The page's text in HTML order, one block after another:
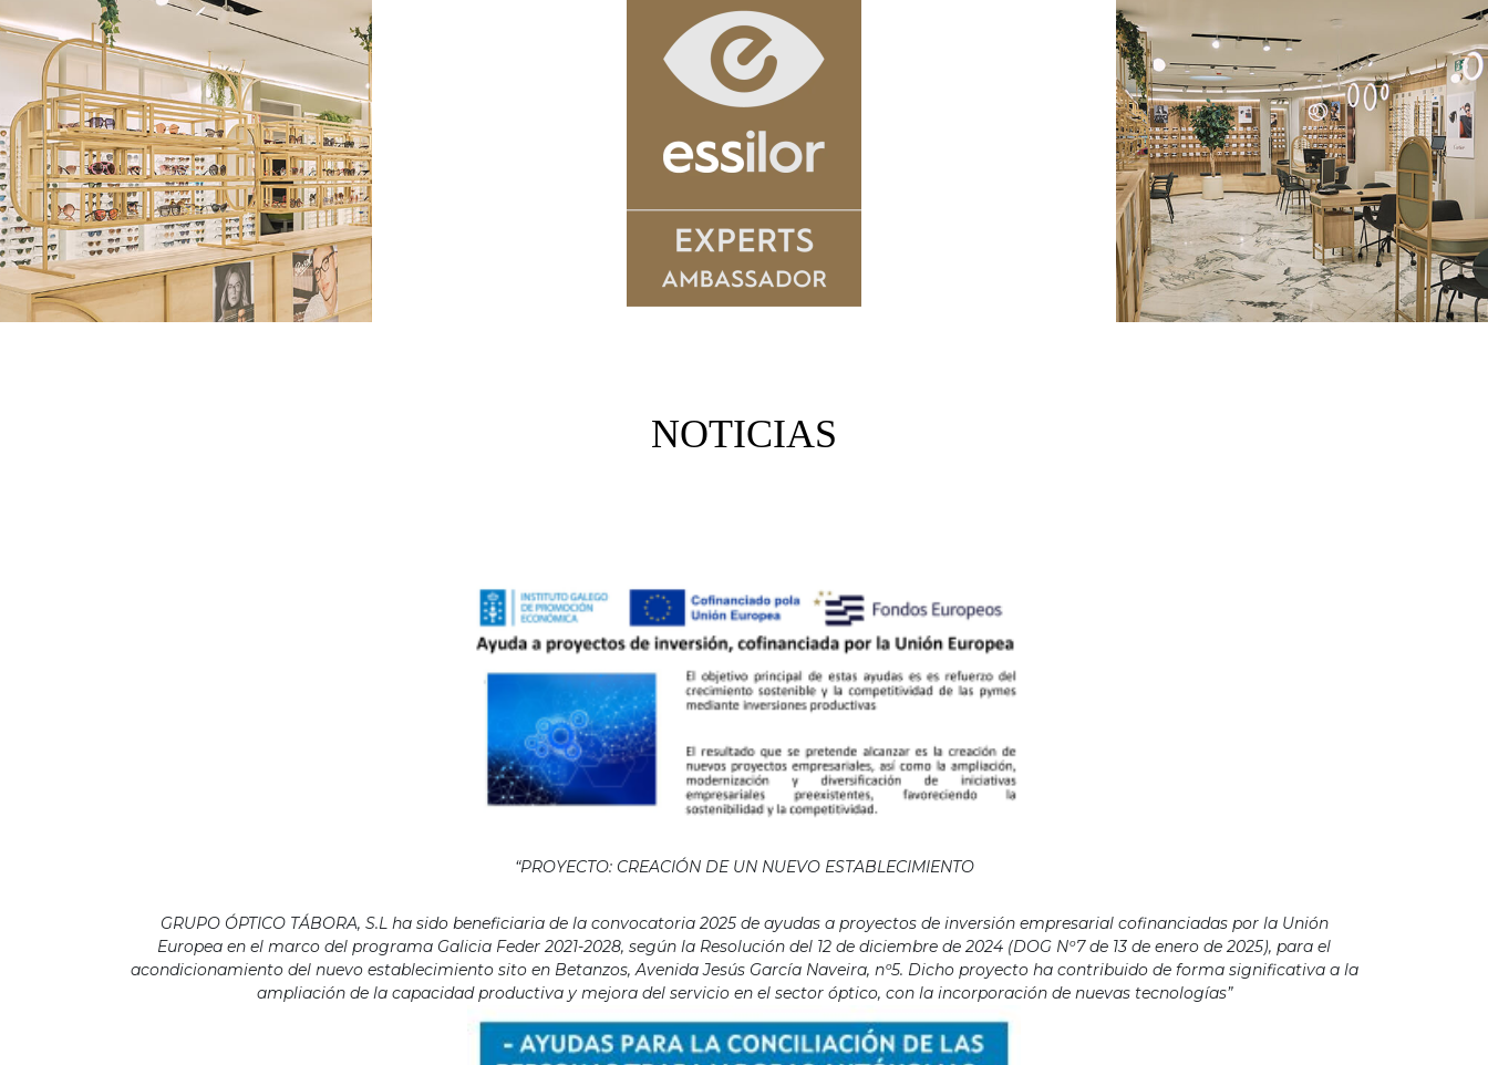
NOTICIAS
“PROYECTO: CREACIÓN DE UN NUEVO ESTABLECIMIENTO
GRUPO ÓPTICO TÁBORA, S.L ha sido beneficiaria de la convocatoria 2025 de ayudas a proyectos de inversión empresarial cofinanciadas por la Unión
Europea en el marco del programa Galicia Feder 2021-2028, según la Resolución del 12 de diciembre de 2024 (DOG Nº7 de 13 de enero de 2025), para el
acondicionamiento del nuevo establecimiento sito en Betanzos, Avenida Jesús García Naveira, nº5. Dicho proyecto ha contribuido de forma significativa a la
ampliación de la capacidad productiva y mejora del servicio en el sector óptico, con la incorporación de nuevas tecnologías”